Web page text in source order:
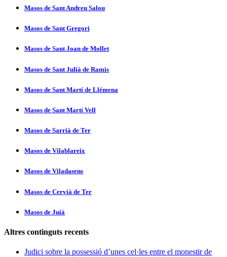
Masos de Sant Andreu Salou
Masos de Sant Gregori
Masos de Sant Joan de Mollet
Masos de Sant Julià de Ramis
Masos de Sant Martí­ de Llémena
Masos de Sant Martí­ Vell
Masos de Sarrià de Ter
Masos de Vilablareix
Masos de Viladasens
Masos de Cervià de Ter
Masos de Juià
Altres continguts recents
Judici sobre la possessió d’unes cel·les entre el monestir de